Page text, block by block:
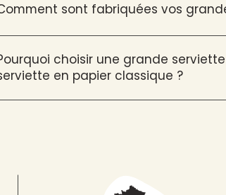
sont fabriquées vos
choisir une grande
en papier classique ?